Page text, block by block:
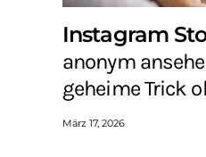
Instagram
anonym
geheime Trick
März 17, 2026